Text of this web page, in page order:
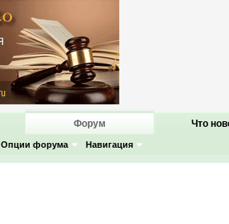
Форум
Опции форума Навигация
Что